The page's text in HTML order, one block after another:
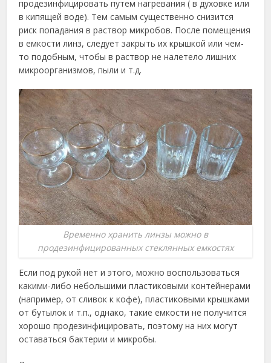
продезинфицировать путем нагревания ( в духовке или
в кипящей воде). Тем самым существенно снизится
риск попадания в раствор микробов. После помещения
в емкости линз, следует закрыть их крышкой или чем-
то подобным, чтобы в раствор не налетело лишних
микроорганизмов, пыли и т.д.
Временно хранить линзы можно в
продезинфицированных стеклянных емкостях
Если под рукой нет и этого, можно воспользоваться
какими-либо небольшими пластиковыми контейнерами
(например, от сливок к кофе), пластиковыми крышками
от бутылок и т.п., однако, такие емкости не получится
хорошо продезинфицировать, поэтому на них могут
оставаться бактерии и микробы.